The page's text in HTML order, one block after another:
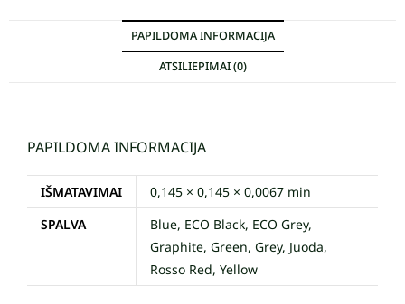
PAPILDOMA INFORMACIJA
ATSILIEPIMAI (0)
PAPILDOMA INFORMACIJA
IŠMATAVIMAI
0,145 × 0,145 × 0,0067 min
SPALVA
Blue, ECO Black, ECO Grey,
Graphite, Green, Grey, Juoda,
Rosso Red, Yellow